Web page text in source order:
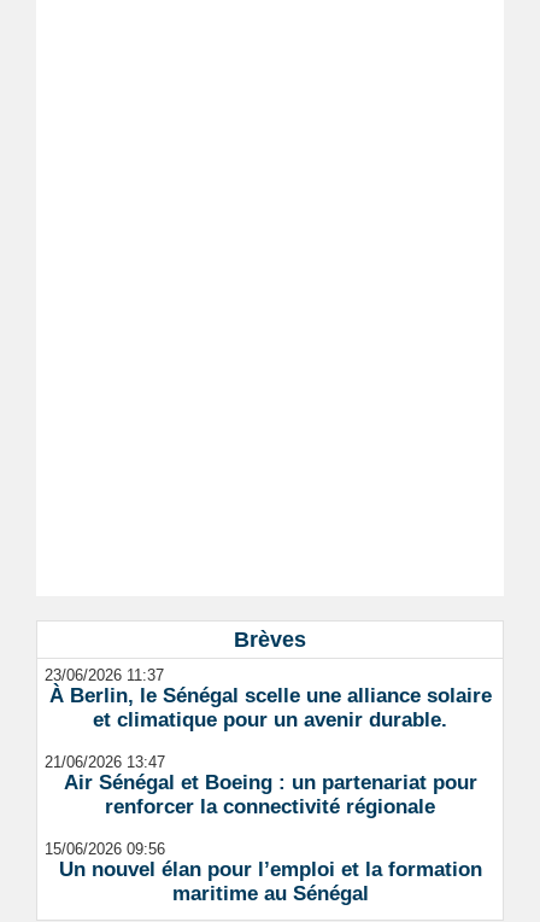
Brèves
23/06/2026 11:37
À Berlin, le Sénégal scelle une alliance solaire
et climatique pour un avenir durable.
21/06/2026 13:47
Air Sénégal et Boeing : un partenariat pour
renforcer la connectivité régionale
15/06/2026 09:56
Un nouvel élan pour l’emploi et la formation
maritime au Sénégal